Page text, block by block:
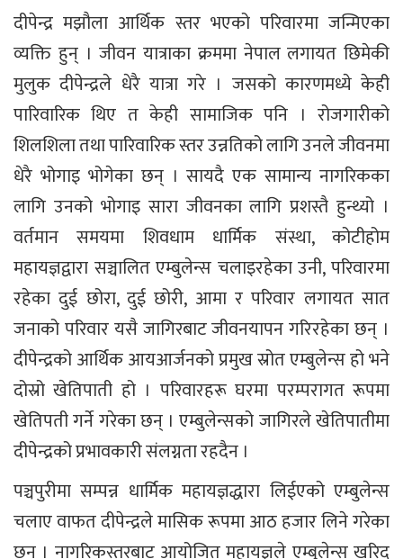
दीपेन्द्र मझौला आर्थिक स्तर भएको परिवारमा जन्मिएका
व्यक्ति हुन् । जीवन यात्राका क्रममा नेपाल लगायत छिमेकी
मुलुक दीपेन्द्रले धेरै यात्रा गरे । जसको कारणमध्ये केही
पारिवारिक थिए त केही सामाजिक पनि । रोजगारीको
शिलशिला तथा पारिवारिक स्तर उन्नतिको लागि उनले जीवनमा
धेरै भोगाइ भोगेका छन् । सायदै एक सामान्य नागरिकका
लागि उनको भोगाइ सारा जीवनका लागि प्रशस्तै हुन्थ्यो ।
वर्तमान समयमा शिवधाम धार्मिक संस्था, कोटीहोम
महायज्ञद्वारा सञ्चालित एम्बुलेन्स चलाइरहेका उनी, परिवारमा
रहेका दुई छोरा, दुई छोरी, आमा र परिवार लगायत सात
जनाको परिवार यसै जागिरबाट जीवनयापन गरिरहेका छन् ।
दीपेन्द्रको आर्थिक आयआर्जनको प्रमुख स्रोत एम्बुलेन्स हो भने
दोस्रो खेतिपाती हो । परिवारहरू घरमा परम्परागत रूपमा
खेतिपती गर्ने गरेका छन् । एम्बुलेन्सको जागिरले खेतिपातीमा
दीपेन्द्रको प्रभावकारी संलग्नता रहदैन ।
पञ्चपुरीमा सम्पन्न धार्मिक महायज्ञद्धारा लिईएको एम्बुलेन्स
चलाए वाफत दीपेन्द्रले मासिक रूपमा आठ हजार लिने गरेका
छन् । नागरिकस्तरबाट आयोजित महायज्ञले एम्बुलेन्स खरिद